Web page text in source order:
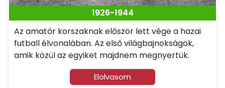
1926-1944
Az amatőr korszaknak először lett vége a hazai
futball élvonalában. Az első világbajnokságok,
amik közül az egyiket majdnem megnyertük.
Elolvasom